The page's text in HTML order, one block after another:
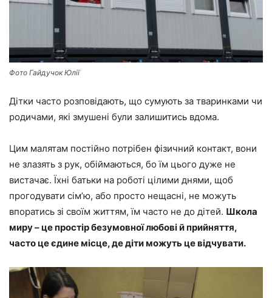
Фото Гайдучок Юлії
Дітки часто розповідають, що сумують за тваринками чи
родичами, які змушені були залишитись вдома.
Цим малятам постійно потрібен фізичний контакт, вони
не злазять з рук, обіймаються, бо їм цього дуже не
вистачає. Їхні батьки на роботі цілими днями, щоб
прогодувати сім’ю, або просто нещасні, не можуть
впоратись зі своїм життям, їм часто не до дітей. Школа
миру – це простір безумовної любові й прийняття,
часто це єдине місце, де діти можуть це відчувати.